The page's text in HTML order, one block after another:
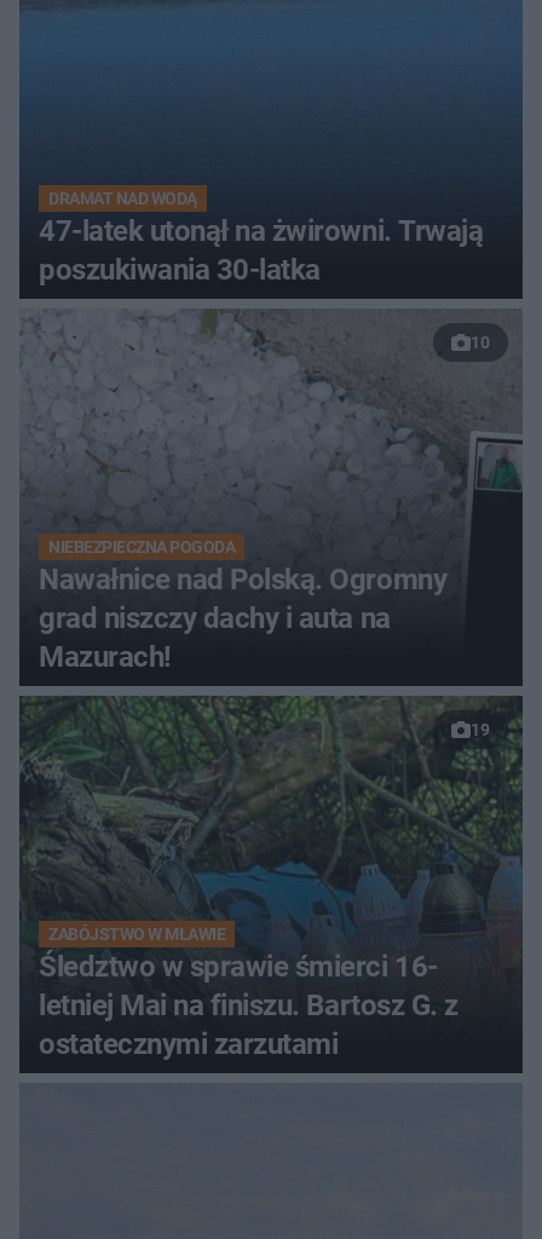
DRAMAT NAD WODĄ
47-latek utonął na żwirowni. Trwają
poszukiwania 30-latka
10
NIEBEZPIECZNA POGODA
Nawałnice nad Polską. Ogromny
grad niszczy dachy i auta na
Mazurach!
19
ZABÓJSTWO W MŁAWIE
Śledztwo w sprawie śmierci 16-
letniej Mai na finiszu. Bartosz G. z
ostatecznymi zarzutami